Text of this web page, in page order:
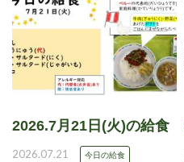
2026.7月21日(火)の給食
2026.07.21 今日の給食